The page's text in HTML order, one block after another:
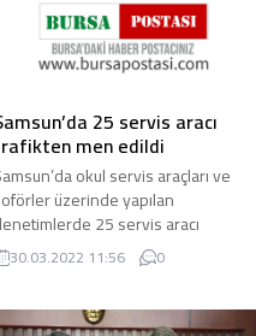
25 servis aracı
men edildi
okul servis araçları ve
üzerinde yapılan
25 servis aracı
men edilirken, 169 okul
aracı ve ...
30.03.2022 11:56 0